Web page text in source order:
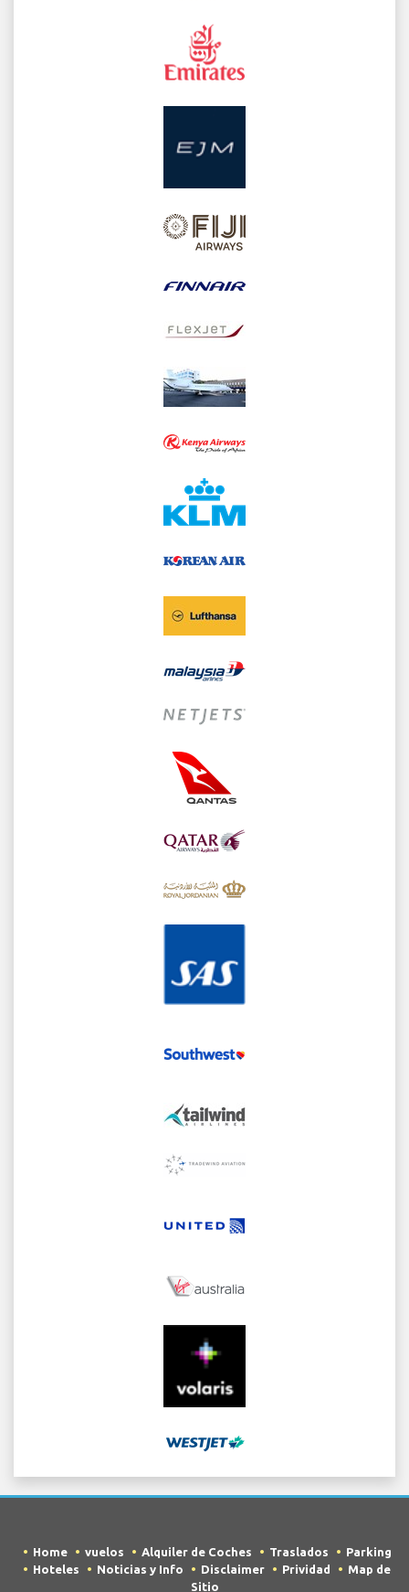
Home vuelos Alquiler de Coches Traslados
Parking
Hoteles
Noticias y Info Disclaimer Prividad
Map de
Sitio